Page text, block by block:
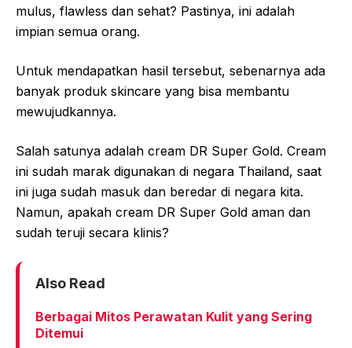
mulus, flawless dan sehat? Pastinya, ini adalah
impian semua orang.
Untuk mendapatkan hasil tersebut, sebenarnya ada
banyak produk skincare yang bisa membantu
mewujudkannya.
Salah satunya adalah cream DR Super Gold. Cream
ini sudah marak digunakan di negara Thailand, saat
ini juga sudah masuk dan beredar di negara kita.
Namun, apakah cream DR Super Gold aman dan
sudah teruji secara klinis?
Also Read
Berbagai Mitos Perawatan Kulit yang Sering
Ditemui